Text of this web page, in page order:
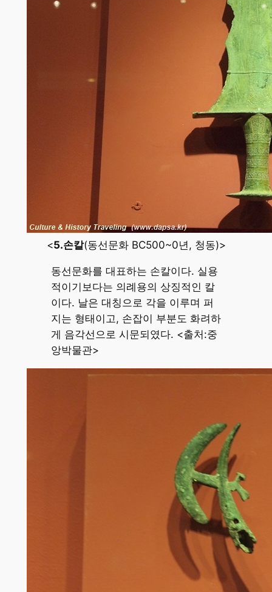
<5.손칼(동선문화 BC500~0년, 청동)>
동선문화를 대표하는 손칼이다. 실용
적이기보다는 의례용의 상징적인 칼
이다. 날은 대칭으로 각을 이루며 퍼
지는 형태이고, 손잡이 부분도 화려하
게 음각선으로 시문되였다. <출처:중
앙박물관>